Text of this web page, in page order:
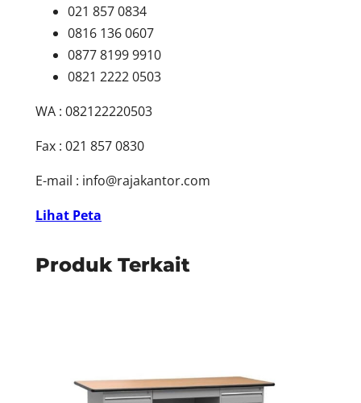
021 857 0834
0816 136 0607
0877 8199 9910
0821 2222 0503
WA : 082122220503
Fax : 021 857 0830
E-mail : info@rajakantor.com
Lihat Peta
Produk Terkait